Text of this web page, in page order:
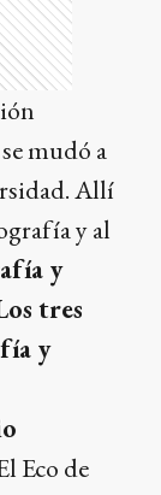
mudó a
Allí
y al
y
tres
y
Eco de